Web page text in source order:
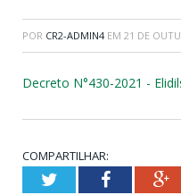
POR CR2-ADMIN4 EM 21 DE
Decreto N°430-2021 -
COMPARTILHAR:
TwitterFacebook